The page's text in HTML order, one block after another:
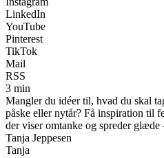
LinkedIn
YouTube
Pinterest
TikTok
Mail
RSS
3 min
Mangler du idéer til, hvad du skal
påske eller nytår? Få inspiration til
der viser omtanke og spreder glæde
Tanja Jeppesen
Tanja